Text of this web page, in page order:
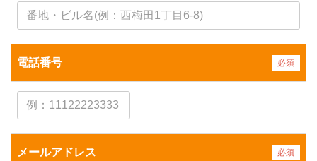
電話番号 必須
メールアドレス 必須